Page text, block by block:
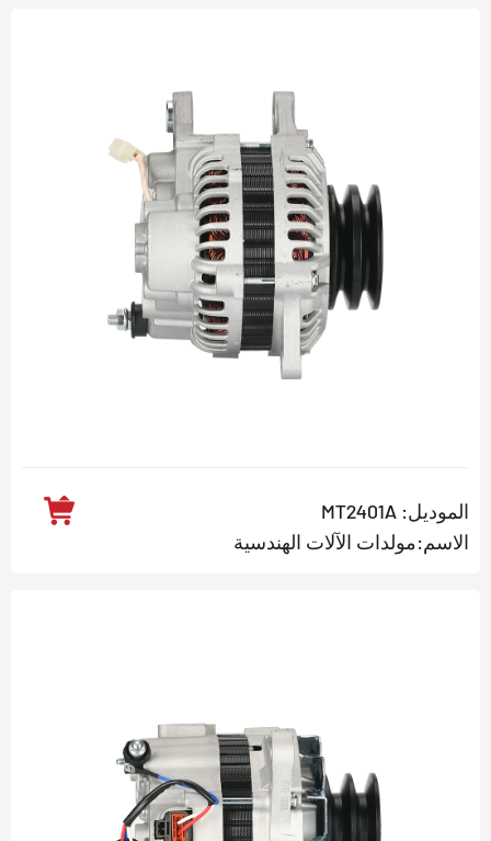
الموديل: MT2401A
الاسم:مولدات الآلات الهندسية